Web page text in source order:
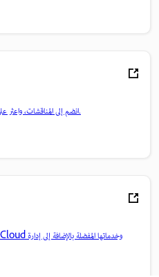
انضم إلى المناقشات، واعثر على الإجابات، وتعلم من الخبراء، وشارك معرفتك.